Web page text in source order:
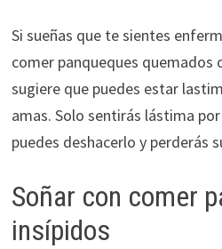
Si sueñas que te sientes
comer panqueques quemados
sugiere que puedes estar
amas. Solo sentirás lástima
puedes deshacerlo y perderás
Soñar con comer
insípidos